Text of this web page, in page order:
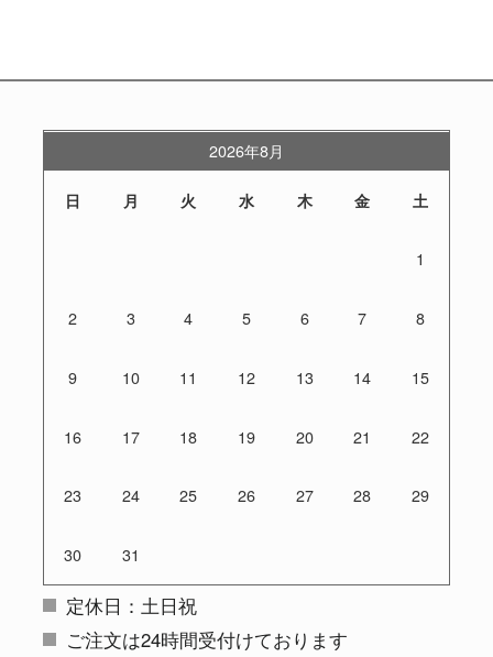
2026年8月
日 月 火 水 木 金 土
1
2 3 4 5 6 7 8
9 10 11 12 13 14 15
16 17 18 19 20 21 22
23 24 25 26 27 28 29
30 31
定休日：土日祝
ご注文は24時間受付けております